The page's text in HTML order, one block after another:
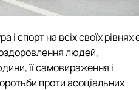
і спорт на всіх своїх рівнях
людей,
її самовираження і
проти асоціальних